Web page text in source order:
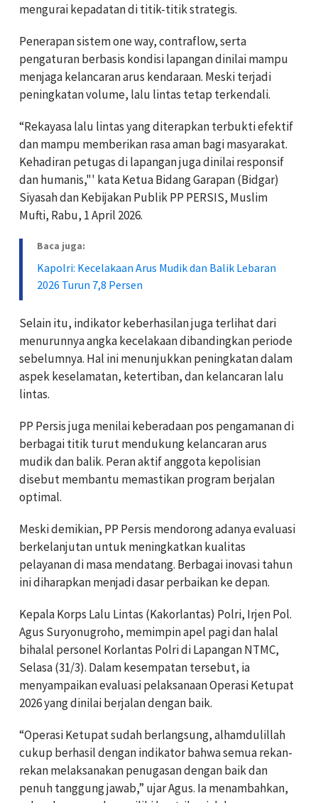
mengurai kepadatan di titik-titik strategis.
Penerapan sistem one way, contraflow, serta
pengaturan berbasis kondisi lapangan dinilai mampu
menjaga kelancaran arus kendaraan. Meski terjadi
peningkatan volume, lalu lintas tetap terkendali.
“Rekayasa lalu lintas yang diterapkan terbukti efektif
dan mampu memberikan rasa aman bagi masyarakat.
Kehadiran petugas di lapangan juga dinilai responsif
dan humanis,"' kata Ketua Bidang Garapan (Bidgar)
Siyasah dan Kebijakan Publik PP PERSIS, Muslim
Mufti, Rabu, 1 April 2026.
Baca juga:
Kapolri: Kecelakaan Arus Mudik dan Balik Lebaran
2026 Turun 7,8 Persen
Selain itu, indikator keberhasilan juga terlihat dari
menurunnya angka kecelakaan dibandingkan periode
sebelumnya. Hal ini menunjukkan peningkatan dalam
aspek keselamatan, ketertiban, dan kelancaran lalu
lintas.
PP Persis juga menilai keberadaan pos pengamanan di
berbagai titik turut mendukung kelancaran arus
mudik dan balik. Peran aktif anggota kepolisian
disebut membantu memastikan program berjalan
optimal.
Meski demikian, PP Persis mendorong adanya evaluasi
berkelanjutan untuk meningkatkan kualitas
pelayanan di masa mendatang. Berbagai inovasi tahun
ini diharapkan menjadi dasar perbaikan ke depan.
Kepala Korps Lalu Lintas (Kakorlantas) Polri, Irjen Pol.
Agus Suryonugroho, memimpin apel pagi dan halal
bihalal personel Korlantas Polri di Lapangan NTMC,
Selasa (31/3). Dalam kesempatan tersebut, ia
menyampaikan evaluasi pelaksanaanOperasi Ketupat
2026yang dinilai berjalan dengan baik.
“Operasi Ketupat sudah berlangsung, alhamdulillah
cukup berhasil dengan indikator bahwa semua rekan-
rekan melaksanakan penugasan dengan baik dan
penuh tanggung jawab,” ujar Agus. Ia menambahkan,